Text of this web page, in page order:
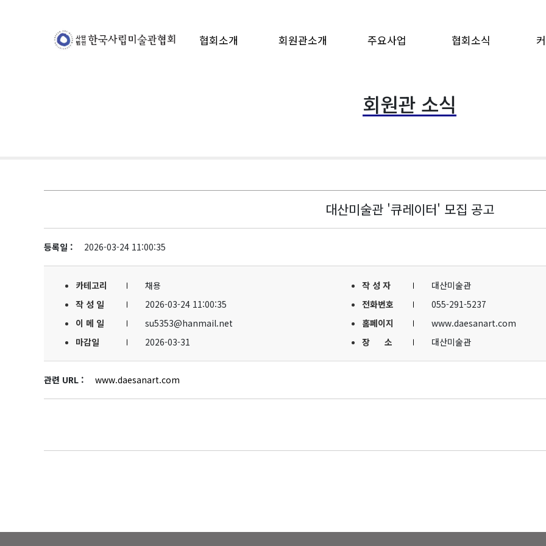
협회소개 회원관소개 주요사업 협회소식
회원관 소식
대산미술관 '큐레이터' 모집 공고
등록일 : 2026-03-24 11:00:35
카테고리 채용 작 성 자
대산미술관
작 성 일
2026-03-24 11:00:35 전화번호
055-291-5237
이 메 일
su5353@hanmail.net 홈페이지
www.daesanart.com
마감일
2026-03-31 장 소 대산미술관
관련 URL : www.daesanart.com